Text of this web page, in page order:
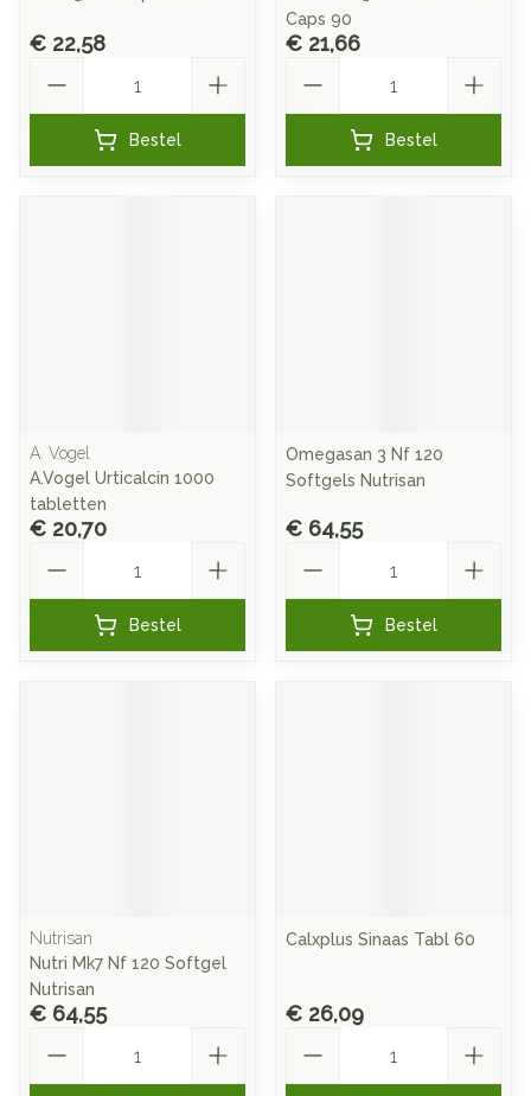
€ 22,58
Bestel
Caps 90
€ 21,66
Bestel
A. Vogel
A.Vogel Urticalcin 1000
tabletten
€ 20,70
Bestel
Omegasan 3 Nf 120
Softgels Nutrisan
€ 64,55
Bestel
Nutrisan
Nutri Mk7 Nf 120 Softgel
Nutrisan
€ 64,55
Calxplus Sinaas Tabl 60
€ 26,09